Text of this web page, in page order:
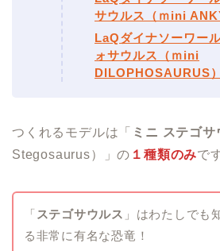
サウルス（ｍini
LaQダイナソーワー
ォサウルス（ｍini
DILOPHOSAURUS）
つくれるモデルは「 ミニ ステゴサ
Stegosaurus）」の １種類のみで
「 ステゴサウルス 」はわたしでも
る非常に有名な恐竜！